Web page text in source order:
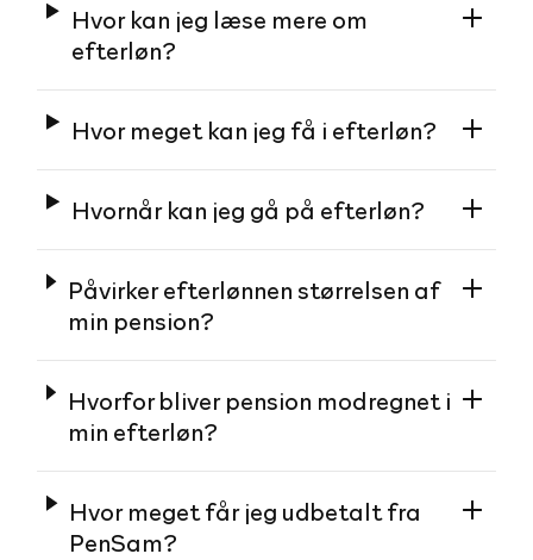
Hvor kan jeg læse mere om
efterløn?
Hvor meget kan jeg få i efterløn?
Hvornår kan jeg gå på efterløn?
Påvirker efterlønnen størrelsen af
min pension?
Hvorfor bliver pension modregnet i
min efterløn?
Hvor meget får jeg udbetalt fra
PenSam?